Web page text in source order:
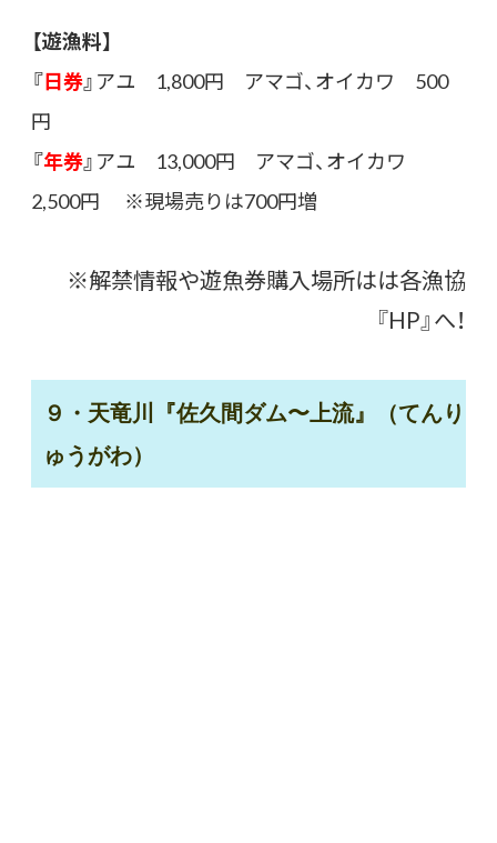
【遊漁料】
『日券』アユ 1,800円 アマゴ、オイカワ 500
円
『年券』アユ 13,000円 アマゴ、オイカワ
2,500円 ※現場売りは700円増
※解禁情報や遊魚券購入場所はは各漁協
『HP』へ！
９・天竜川『佐久間ダム〜上流』（てんり
ゅうがわ）